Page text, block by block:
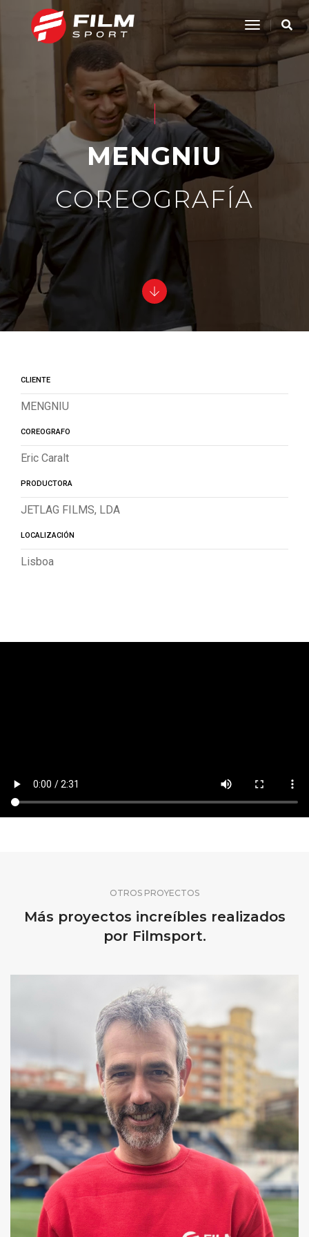
Toggle
Navigation
MENGNIU
COREOGRAFÍA
CLIENTE
MENGNIU
COREOGRAFO
Eric Caralt
PRODUCTORA
JETLAG FILMS, LDA
LOCALIZACIÓN
Lisboa
OTROS PROYECTOS
Más proyectos increíbles realizados
por Filmsport.